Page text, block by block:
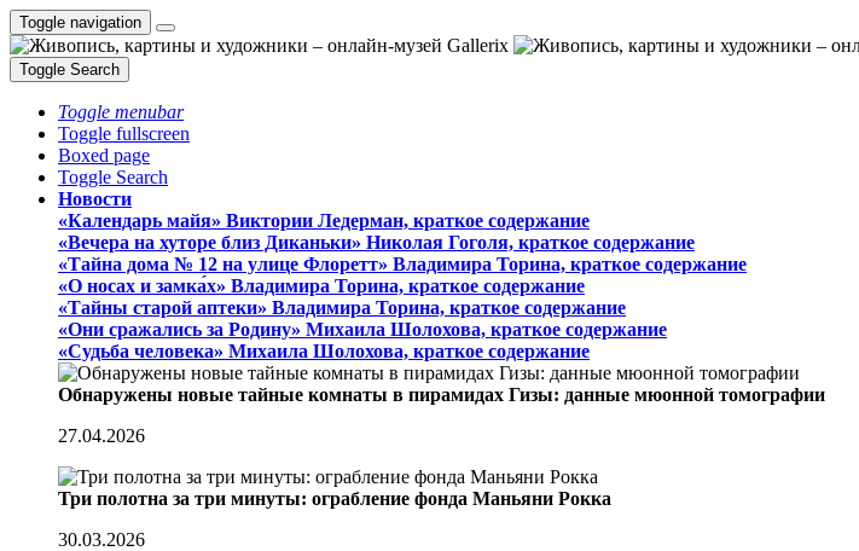
Toggle navigation
Toggle Search
Toggle menubar
Toggle fullscreen
Boxed page
Toggle Search
Новости
«Календарь майя» Виктории Ледерман, краткое содержание
«Вечера на хуторе близ Диканьки» Николая Гоголя, краткое содержание
«Тайна дома № 12 на улице Флоретт» Владимира Торина, краткое содержание
«О носах и замка́х» Владимира Торина, краткое содержание
«Тайны старой аптеки» Владимира Торина, краткое содержание
«Они сражались за Родину» Михаила Шолохова, краткое содержание
«Судьба человека» Михаила Шолохова, краткое содержание
Обнаружены новые тайные комнаты в пирамидах Гизы: данные мюонной томографии
27.04.2026
Три полотна за три минуты: ограбление фонда Маньяни Рокка
30.03.2026